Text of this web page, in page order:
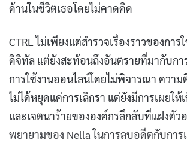
ด้านในชีวิตเธอโดยไม่คาดคิด
CTRL ไม่เพียงแต่สำรวจเรื่องราวของการ
ดิจิทัล แต่ยังสะท้อนถึงอันตรายที่มากับกา
การใช้งานออนไลน์โดยไม่พิจารณา ความ
ไม่ได้หยุดแค่การเลิกรา แต่ยังมีการเผยใ
และเจตนาร้ายขององค์กรลึกลับที่แฝงตัว
พยายามของ Nella ในการลบอดีตกับกา